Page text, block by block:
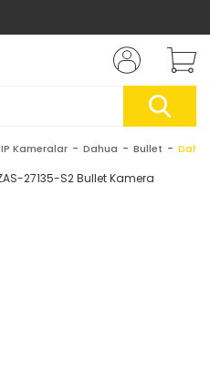
IP Kameralar Dahua Bullet